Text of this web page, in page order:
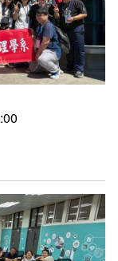
領獎
貌。
任本地三苓里里
台接受校長正
不僅是對郭同學
人才、服務地方
管理學系所學知
回饋社會，成為
業典禮舞臺，不
本系的社會能見
學習、服務社會
之實務運作；並
理、智慧城市及
營、文化創意管
整合，進一步理